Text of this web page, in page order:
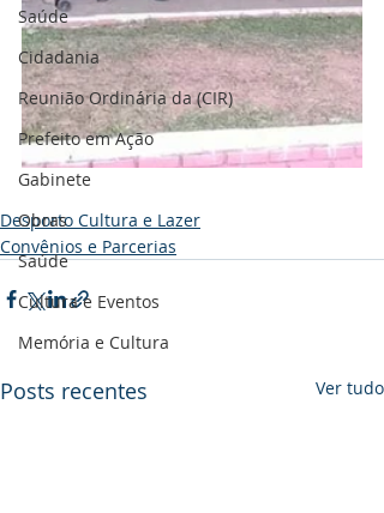
Saúde
Cidadania
Reunião Ordinária da (CIR)
Prefeito em Ação
Gabinete
Obras
Saúde
Cultura e Eventos
Memória e Cultura
Desporto Cultura e Lazer
Convênios e Parcerias
Posts recentes Ver tudo